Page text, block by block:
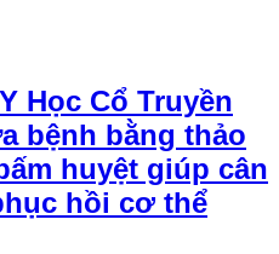
Y Học Cổ Truyền
bệnh bằng thảo
huyệt giúp cân
hồi cơ thể